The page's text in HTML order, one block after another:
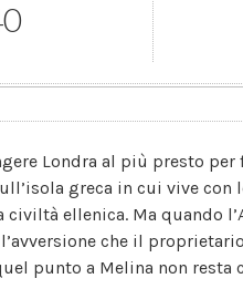
Londra al più presto
greca in cui vive con
ellenica. Ma quando l’
che il
punto a Melina non resta